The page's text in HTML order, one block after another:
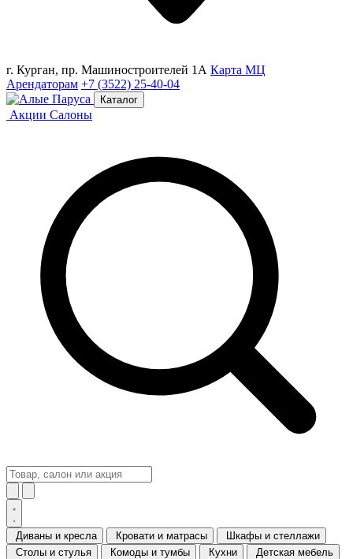
г. Курган, пр. Машиностроителей 1А Карта МЦ
Арендаторам +7 (3522) 25-40-04
Каталог
Акции Салоны
Диваны и кресла Кровати и матрасы
Шкафы и стеллажи
Столы и стулья
Комоды и тумбы Кухни
Детская мебель